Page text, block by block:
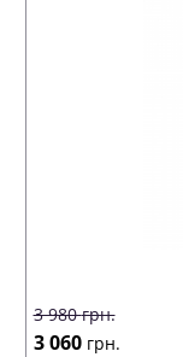
3 980грн.
3 060 грн.